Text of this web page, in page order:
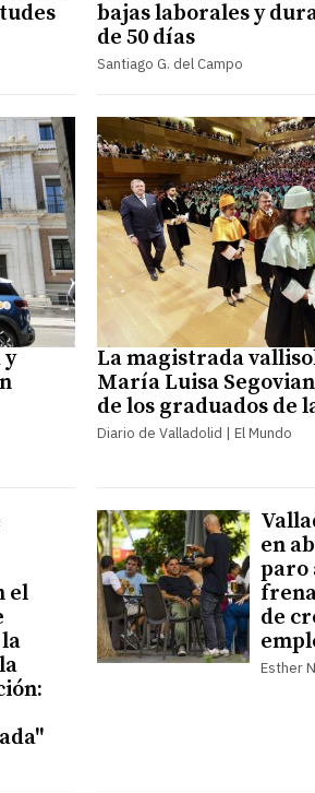
bajas laborales y
de 50 días
Santiago G. del Campo
y
La magistrada
María Luisa
de los graduados de
Diario de Valladolid | El Mundo
el
en
paro
de
Esther